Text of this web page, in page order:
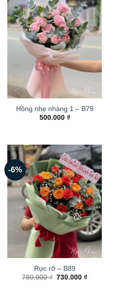
Hồng nhẹ nhàng 1 – B79
500.000 ₫
-6%
Rực rỡ – B89
780.000₫ Giá
730.000₫Giá